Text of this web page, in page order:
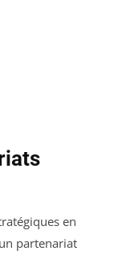
en
partenariat